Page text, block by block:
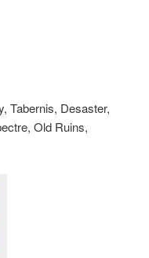
Tabernis, Desaster,
Old Ruins,